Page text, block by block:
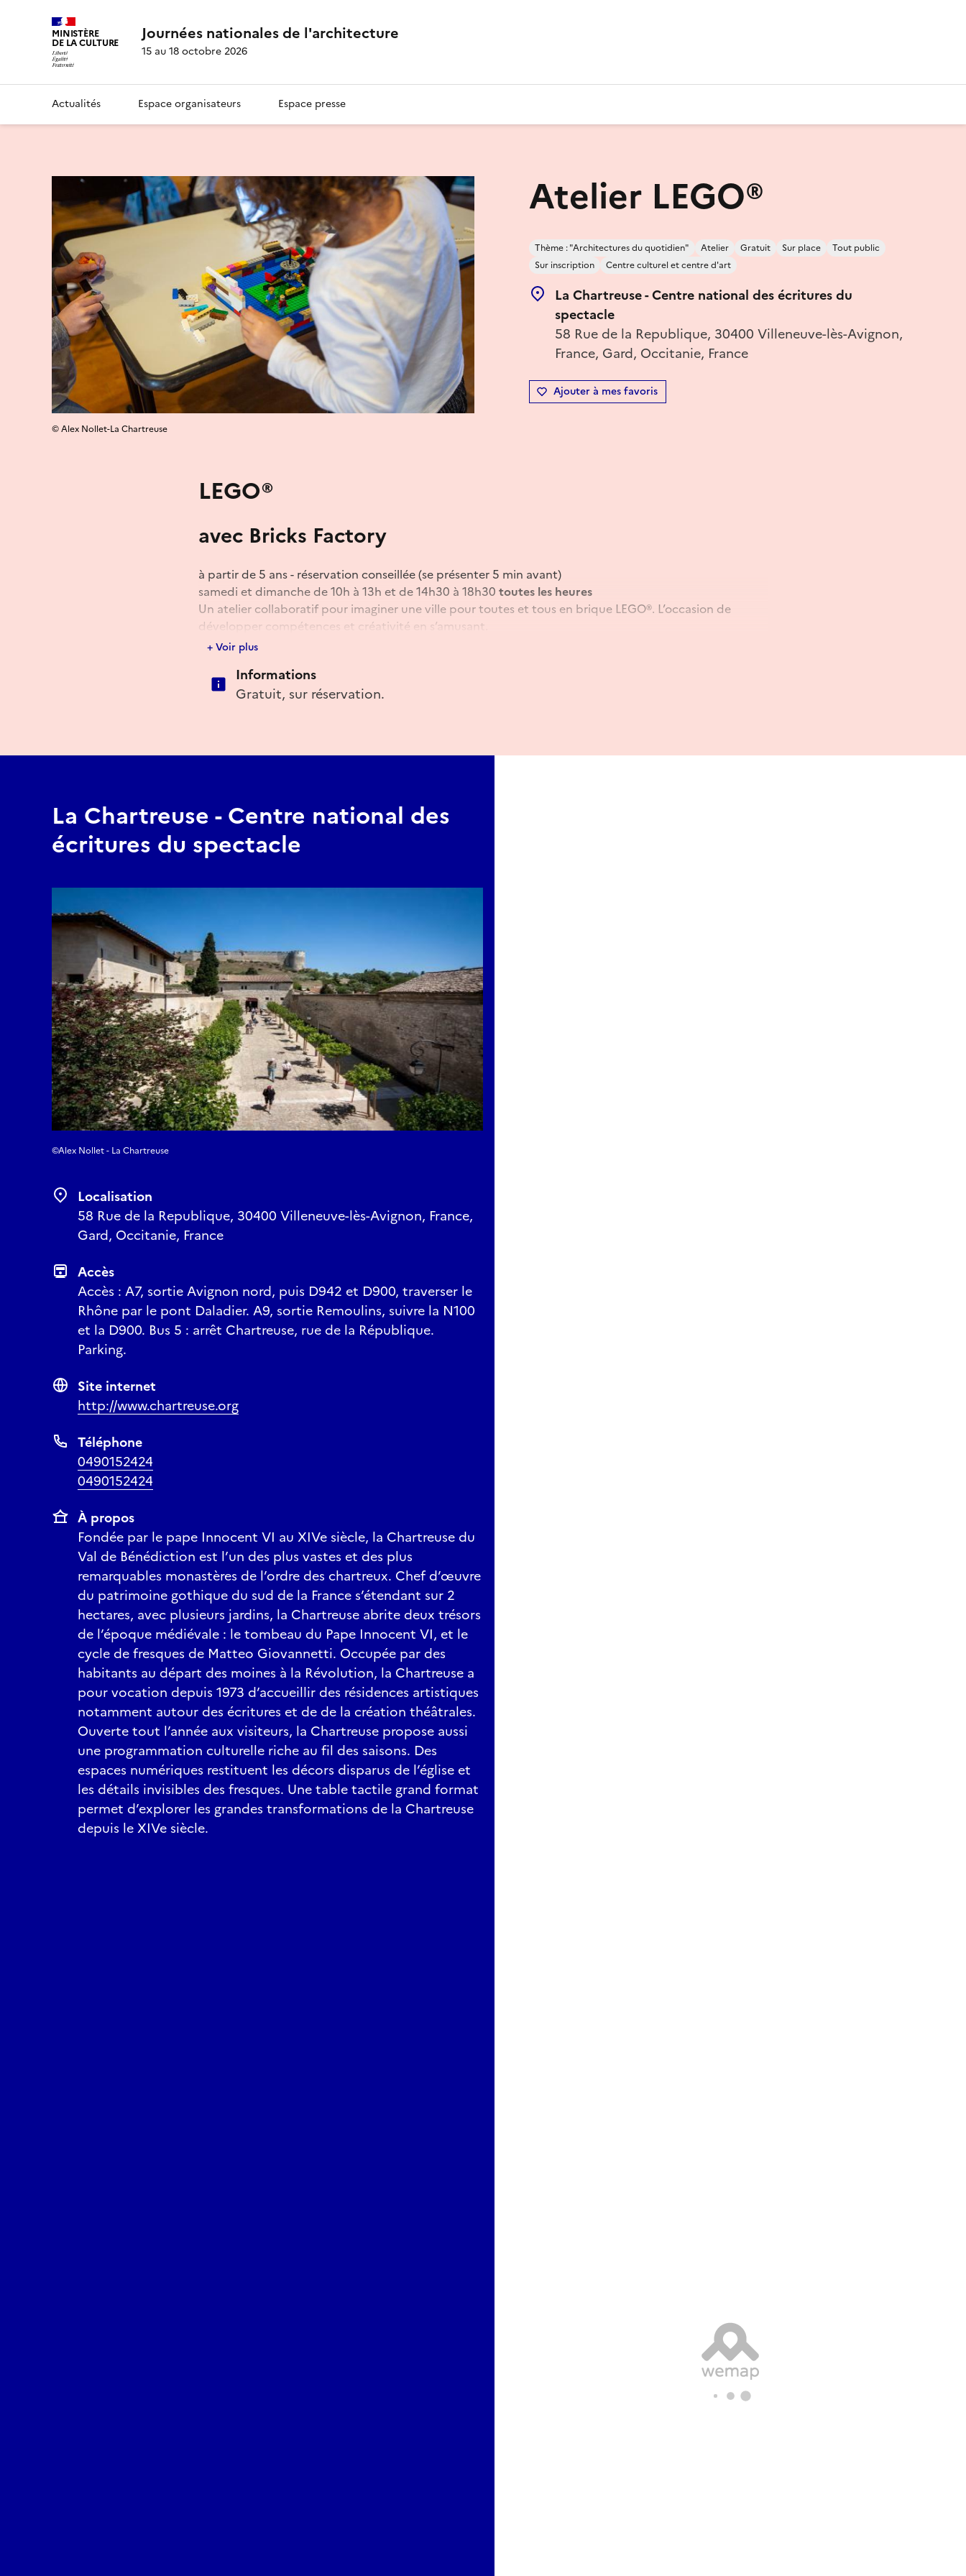
MINISTÈRE
DE LA CULTURE Journées nationales de l'architecture
15 au 18 octobre 2026
Actualités Espace organisateurs Espace presse
Atelier LEGO®
Thème : "Architectures du quotidien" Atelier Gratuit Sur place
Tout public
Sur inscription
Centre culturel et centre d'art
La Chartreuse - Centre national des écritures du
spectacle
58 Rue de la Republique, 30400 Villeneuve-lès-Avignon,
France, Gard, Occitanie, France
Ajouter à mes favoris
© Alex Nollet-La Chartreuse
LEGO®
avec Bricks Factory
à partir de 5 ans - réservation conseillée (se présenter 5 min avant)
samedi et dimanche de 10h à 13h et de 14h30 à 18h30 toutes les heures
Un atelier collaboratif pour imaginer une ville pour toutes et tous en brique LEGO®. L’occasion de
développer compétences et créativité en s’amusant.
Les enfants peuvent être inscrits sans adulte. En raison de la jauge limitée, tout adulte inscrit s’engage à
E-mail
+ Voir plus
Informations
Gratuit, sur réservation.
La Chartreuse - Centre national des
écritures du spectacle
©Alex Nollet - La Chartreuse
Localisation
58 Rue de la Republique, 30400 Villeneuve-lès-Avignon, France,
Gard, Occitanie, France
Accès
Accès : A7, sortie Avignon nord, puis D942 et D900, traverser le
Rhône par le pont Daladier. A9, sortie Remoulins, suivre la N100
et la D900. Bus 5 : arrêt Chartreuse, rue de la République.
Parking.
Site internet
http://www.chartreuse.org
Téléphone
0490152424
0490152424
À propos
Fondée par le pape Innocent VI au XIVe siècle, la Chartreuse du
Val de Bénédiction est l’un des plus vastes et des plus
remarquables monastères de l’ordre des chartreux. Chef d’œuvre
du patrimoine gothique du sud de la France s’étendant sur 2
hectares, avec plusieurs jardins, la Chartreuse abrite deux trésors
de l’époque médiévale : le tombeau du Pape Innocent VI, et le
cycle de fresques de Matteo Giovannetti. Occupée par des
habitants au départ des moines à la Révolution, la Chartreuse a
pour vocation depuis 1973 d’accueillir des résidences artistiques
notamment autour des écritures et de de la création théâtrales.
Ouverte tout l’année aux visiteurs, la Chartreuse propose aussi
une programmation culturelle riche au fil des saisons. Des
espaces numériques restituent les décors disparus de l’église et
les détails invisibles des fresques. Une table tactile grand format
permet d’explorer les grandes transformations de la Chartreuse
depuis le XIVe siècle.